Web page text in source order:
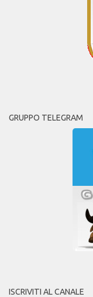
GRUPPO TELEGRAM
ISCRIVITI AL CANALE